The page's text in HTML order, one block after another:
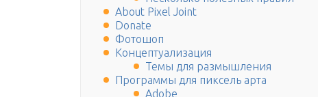
About Pixel Joint
Donate
Фотошоп
Концептуализация
Темы для размышления
Программы для пиксель арта
Adobe